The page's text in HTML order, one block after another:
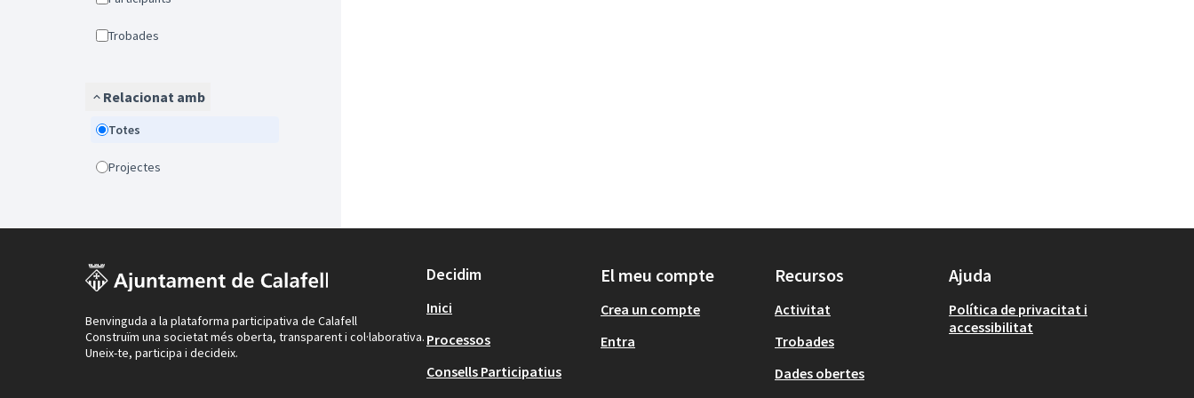
Trobades
Relacionat amb
Totes
Projectes
Benvinguda a la plataforma participativa de Calafell
Construïm una societat més oberta, transparent i col·laborativa.
Uneix-te, participa i decideix.
Decidim
Inici
Processos
Consells Participatius
El meu compte
Crea un compte
Entra
Recursos
Activitat
Trobades
Dades obertes
Ajuda
Política de privacitat i
accessibilitat